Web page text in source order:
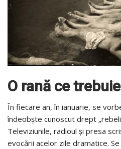
O rană ce
În fiecare an, în ianuarie, se
îndeobște cunoscut drept
Televiziunile, radioul și presa
evocării acelor zile dramatice.